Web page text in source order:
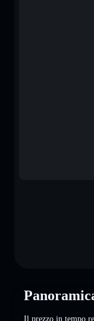
Il prezzo in tempo